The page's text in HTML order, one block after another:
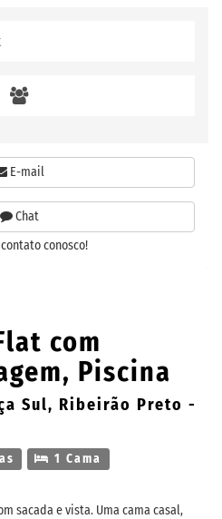
com
Piscina
Sul, Ribeirão Preto -
1 Cama
sacada e vista. Uma cama casal,
E-mail
Chat
conosco!